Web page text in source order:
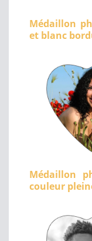
Médaillon
et blanc
Médaillon
couleur